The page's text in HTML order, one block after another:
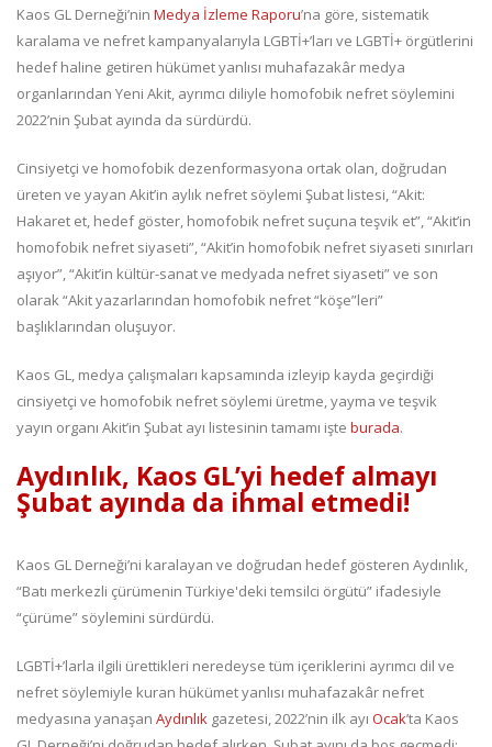
Kaos GL Derneği’nin Medya İzleme Raporu’na göre, sistematik
karalama ve nefret kampanyalarıyla LGBTİ+’ları ve LGBTİ+ örgütlerini
hedef haline getiren hükümet yanlısı muhafazakâr medya
organlarından Yeni Akit, ayrımcı diliyle homofobik nefret söylemini
2022’nin Şubat ayında da sürdürdü.
Cinsiyetçi ve homofobik dezenformasyona ortak olan, doğrudan
üreten ve yayan Akit’in aylık nefret söylemi Şubat listesi, “Akit:
Hakaret et, hedef göster, homofobik nefret suçuna teşvik et”, “Akit’in
homofobik nefret siyaseti”, “Akit’in homofobik nefret siyaseti sınırları
aşıyor”, “Akit’in kültür-sanat ve medyada nefret siyaseti” ve son
olarak “Akit yazarlarından homofobik nefret “köşe”leri”
başlıklarından oluşuyor.
Kaos GL, medya çalışmaları kapsamında izleyip kayda geçirdiği
cinsiyetçi ve homofobik nefret söylemi üretme, yayma ve teşvik
yayın organı Akit’in Şubat ayı listesinin tamamı işte burada.
Aydınlık, Kaos GL’yi hedef almayı
Şubat ayında da ihmal etmedi!
Kaos GL Derneği’ni karalayan ve doğrudan hedef gösteren Aydınlık,
“Batı merkezli çürümenin Türkiye'deki temsilci örgütü” ifadesiyle
“çürüme” söylemini sürdürdü.
LGBTİ+’larla ilgili ürettikleri neredeyse tüm içeriklerini ayrımcı dil ve
nefret söylemiyle kuran hükümet yanlısı muhafazakâr nefret
medyasına yanaşan Aydınlık gazetesi, 2022’nin ilk ayı Ocak’ta Kaos